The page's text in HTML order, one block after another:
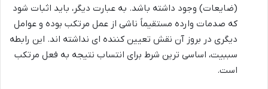
(ضایعات) وجود داشته باشد. به عبارت دیگر، باید اثبات شود
که صدمات وارده مستقیماً ناشی از عمل مرتکب بوده و عوامل
دیگری در بروز آن نقش تعیین کننده ای نداشته اند. این رابطه
سببیت، اساسی ترین شرط برای انتساب نتیجه به فعل مرتکب
است.